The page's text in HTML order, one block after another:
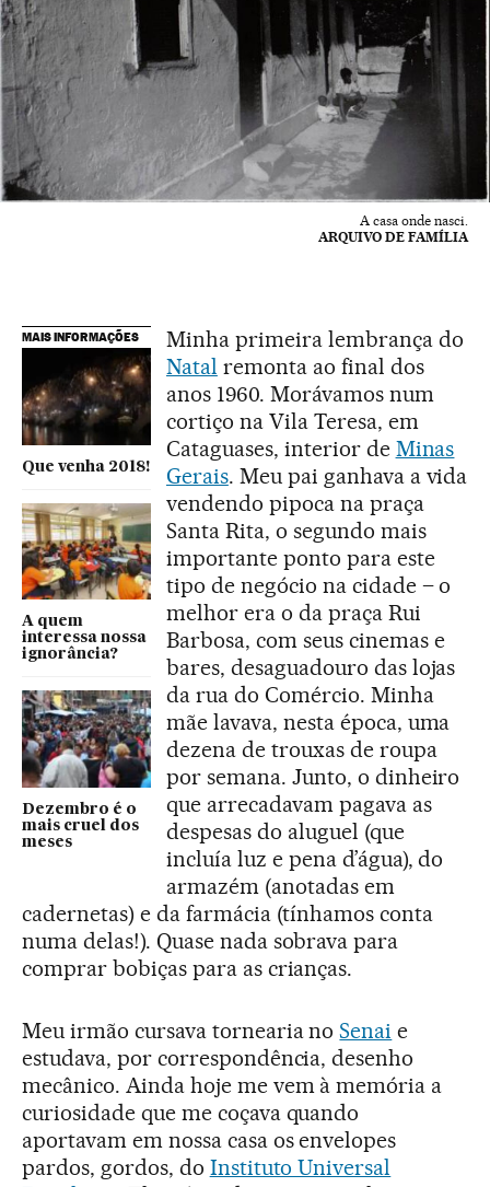
A casa onde nasci.
ARQUIVO DE FAMÍLIA
MAIS INFORMAÇÕES
Que venha 2018!
A quem
interessa nossa
ignorância?
Dezembro é o
mais cruel dos
meses
Minha primeira lembrança do
Natal remonta ao final dos
anos 1960. Morávamos num
cortiço na Vila Teresa, em
Cataguases, interior de Minas
Gerais. Meu pai ganhava a vida
vendendo pipoca na praça
Santa Rita, o segundo mais
importante ponto para este
tipo de negócio na cidade – o
melhor era o da praça Rui
Barbosa, com seus cinemas e
bares, desaguadouro das lojas
da rua do Comércio. Minha
mãe lavava, nesta época, uma
dezena de trouxas de roupa
por semana. Junto, o dinheiro
que arrecadavam pagava as
despesas do aluguel (que
incluía luz e pena d’água), do
armazém (anotadas em
cadernetas) e da farmácia (tínhamos conta
numa delas!). Quase nada sobrava para
comprar bobiças para as crianças.
Meu irmão cursava tornearia noSenai e
estudava, por correspondência, desenho
mecânico. Ainda hoje me vem à memória a
curiosidade que me coçava quando
aportavam em nossa casa os envelopes
pardos, gordos, do Instituto Universal